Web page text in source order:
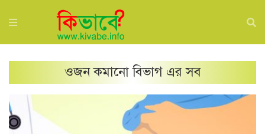
ওজন কমানোবিভাগ এর সব